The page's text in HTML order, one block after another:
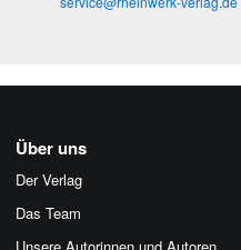
Über uns
Der Verlag
Das Team